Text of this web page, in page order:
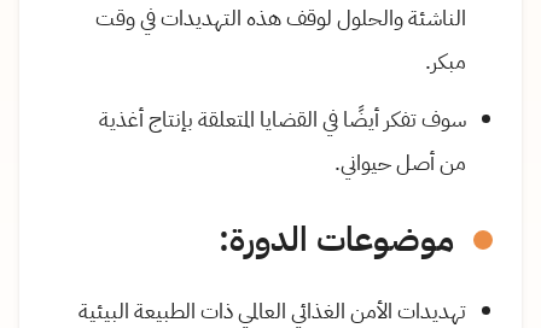
الناشئة والحلول لوقف هذه التهديدات في وقت
مبكر.
سوف تفكر أيضًا في القضايا المتعلقة بإنتاج أغذية
من أصل حيواني.
موضوعات الدورة:
تهديدات الأمن الغذائي العالمي ذات الطبيعة البيئية